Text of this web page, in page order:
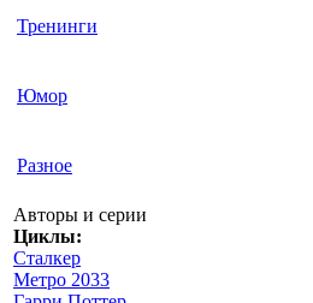
Тренинги
Юмор
Разное
Авторы и серии
Циклы:
Сталкер
Метро 2033